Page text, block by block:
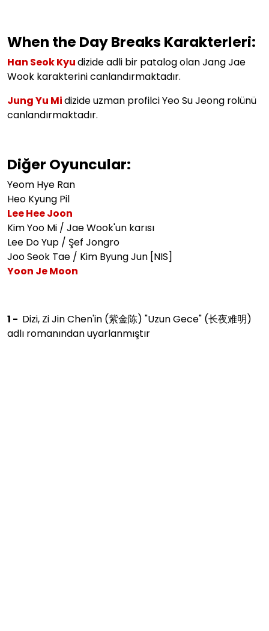
When the Day Breaks Karakterleri:
Han Seok Kyudizide adli bir patalog olan Jang Jae
Wook karakterini canlandırmaktadır.
Jung Yu Midizide uzman profilci Yeo Su Jeong rolünü
canlandırmaktadır.
Diğer Oyuncular:
Yeom Hye Ran
Heo Kyung Pil
Lee Hee Joon
Kim Yoo Mi / Jae Wook'un karısı
Lee Do Yup / Şef Jongro
Joo Seok Tae / Kim Byung Jun [NIS]
Yoon Je Moon
1 - Dizi, Zi Jin Chen'in (紫金陈) "Uzun Gece" (长夜难明)
adlı romanından uyarlanmıştır